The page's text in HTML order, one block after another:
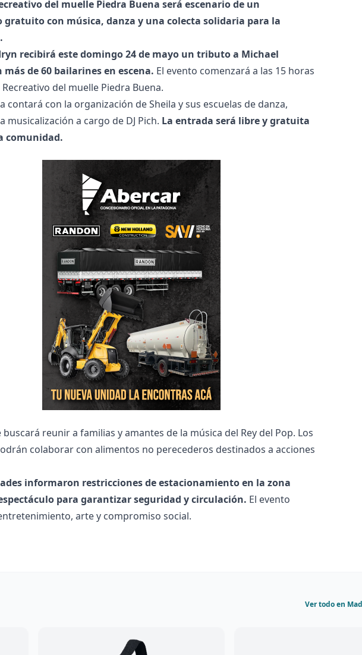
del muelle Piedra Buena será escenario de un
gratuito con música, danza y una colecta solidaria para la
recibirá este domingo 24 de mayo un tributo a Michael
más de 60 bailarines en escena. El evento comenzará a las 15 horas
del muelle Piedra Buena.
contará con la organización de Sheila y sus escuelas de danza,
musicalización a cargo de DJ Pich. La entrada será libre y gratuita
comunidad.
buscará reunir a familias y amantes de la música del Rey del Pop. Los
colaborar con alimentos no perecederos destinados a acciones
informaron restricciones de estacionamiento en la zona
para garantizar seguridad y circulación. El evento
arte y compromiso social.
Ver todo en